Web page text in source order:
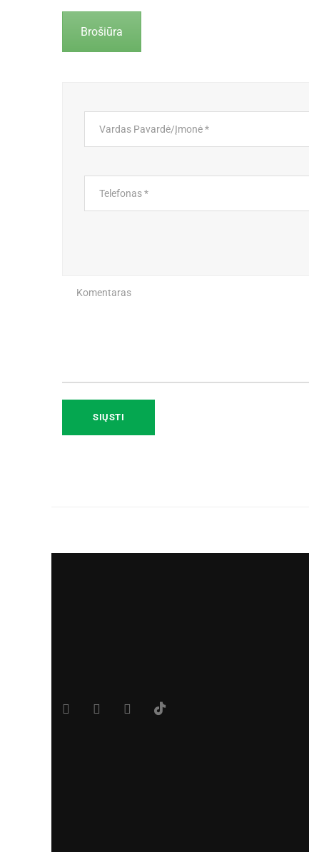
Brošiūra